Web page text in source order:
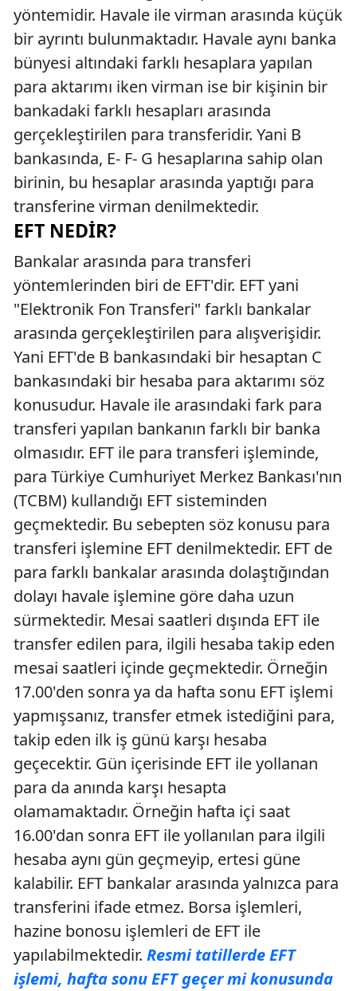
yöntemidir. Havale ile virman arasında küçük
bir ayrıntı bulunmaktadır. Havale aynı banka
bünyesi altındaki farklı hesaplara yapılan
para aktarımı iken virman ise bir kişinin bir
bankadaki farklı hesapları arasında
gerçekleştirilen para transferidir. Yani B
bankasında, E- F- G hesaplarına sahip olan
birinin, bu hesaplar arasında yaptığı para
transferine virman denilmektedir.
EFT NEDIR?
Bankalar arasında para transferi
yöntemlerinden biri de EFT'dir. EFT yani
"Elektronik Fon Transferi" farklı bankalar
arasında gerçekleştirilen para alışverişidir.
Yani EFT'de B bankasındaki bir hesaptan C
bankasındaki bir hesaba para aktarımı söz
konusudur. Havale ile arasındaki fark para
transferi yapılan bankanın farklı bir banka
olmasıdır. EFT ile para transferi işleminde,
para Türkiye Cumhuriyet Merkez Bankası'nın
(TCBM) kullandığı EFT sisteminden
geçmektedir. Bu sebepten söz konusu para
transferi işlemine EFT denilmektedir. EFT de
para farklı bankalar arasında dolaştığından
dolayı havale işlemine göre daha uzun
sürmektedir. Mesai saatleri dışında EFT ile
transfer edilen para, ilgili hesaba takip eden
mesai saatleri içinde geçmektedir. Örneğin
17.00'den sonra ya da hafta sonu EFT işlemi
yapmışsanız, transfer etmek istediğini para,
takip eden ilk iş günü karşı hesaba
geçecektir. Gün içerisinde EFT ile yollanan
para da anında karşı hesapta
olamamaktadır. Örneğin hafta içi saat
16.00'dan sonra EFT ile yollanılan para ilgili
hesaba aynı gün geçmeyip, ertesi güne
kalabilir. EFT bankalar arasında yalnızca para
transferini ifade etmez. Borsa işlemleri,
hazine bonosu işlemleri de EFT ile
yapılabilmektedir. Resmi tatillerde EFT
işlemi, hafta sonu EFT geçer mi konusunda